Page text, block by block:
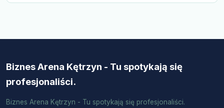
Biznes Arena Kętrzyn - Tu spotykają się
profesjonaliści.
Biznes Arena Kętrzyn - Tu spotykają się profesjonaliści.